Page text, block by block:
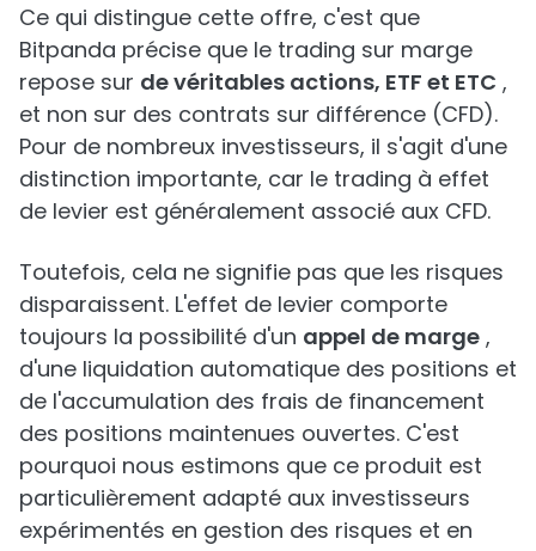
Ce qui distingue cette offre, c'est que
Bitpanda précise que le trading sur marge
repose sur de véritables actions, ETF et ETC ,
et non sur des contrats sur différence (CFD).
Pour de nombreux investisseurs, il s'agit d'une
distinction importante, car le trading à effet
de levier est généralement associé aux CFD.
Toutefois, cela ne signifie pas que les risques
disparaissent. L'effet de levier comporte
toujours la possibilité d'un appel de marge ,
d'une liquidation automatique des positions et
de l'accumulation des frais de financement
des positions maintenues ouvertes. C'est
pourquoi nous estimons que ce produit est
particulièrement adapté aux investisseurs
expérimentés en gestion des risques et en